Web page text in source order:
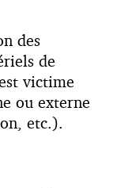
des
de
victime
ou externe
etc.).